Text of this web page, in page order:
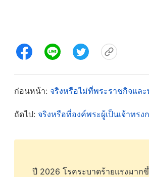
ตอนนี้ เราทุกคนชัดเจนถึงความ
คำของมนุษย์ แทนพระวจนะของพร
ชี้ไปที่การกระหายพระพรมากเกิน
อภัยบาปแล้ว แต่ยังทำบาปอยู่เนือ
ธรรมชาติเปี่ยมบาปของตัวเอง แ
สะอาดบริสุทธิ์ พระเจ้าทรงบริสุท
ก่อนหน้า: จริงหรือไม่ที่พระราชกิจแล
ถัดไป: จริงหรือที่องค์พระผู้เป็นเจ้าทร
ปี 2026 โรคระบาดร้ายแรงมาก